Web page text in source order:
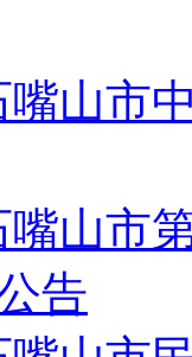
嘴山市
嘴山市
告